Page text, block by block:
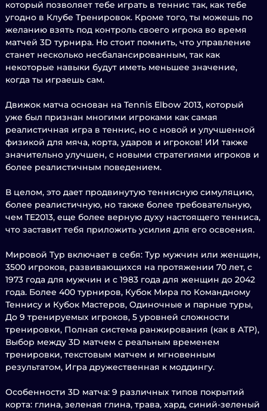
который позволяет тебе играть в теннис так, как тебе
угодно в Клубе Тренировок. Кроме того, ты можешь по
желанию взять под контроль своего игрока во время
матчей 3D турнира. Но стоит помнить, что управление
станет несколько несбалансированным, так как
некоторые навыки будут иметь меньшее значение,
когда ты играешь сам.
Движок матча основан на Tennis Elbow 2013, который
уже был признан многими игроками как самая
реалистичная игра в теннис, но с новой и улучшенной
физикой для мяча, корта, ударов и игроков! ИИ также
значительно улучшен, с новыми стратегиями игроков и
более реалистичным поведением.
В целом, это дает продвинутую теннисную симуляцию,
более реалистичную, но также более требовательную,
чем TE2013, еще более верную духу настоящего тенниса,
что заставит тебя приложить усилия для его освоения.
Мировой Тур включает в себя: Тур мужчин или женщин,
3500 игроков, развивающихся на протяжении 70 лет, с
1973 года для мужчин и с 1983 года для женщин до 2042
года. Более 400 турниров, Кубок Мира по Командному
Теннису и Кубок Мастеров, Одиночные и парные туры,
До 9 тренируемых игроков, 5 уровней сложности
тренировки, Полная система ранжирования (как в ATP),
Выбор между 3D матчем с реальным временем
тренировки, текстовым матчем и мгновенным
результатом, Игра дружественная к моддингу.
Особенности 3D матча: 9 различных типов покрытий
корта: глина, зеленая глина, трава, хард, синий-зеленый